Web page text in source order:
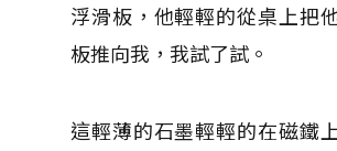
浮滑板，他輕輕的從桌上把
板推向我，我試了試。
這輕薄的石墨輕輕的在磁鐵